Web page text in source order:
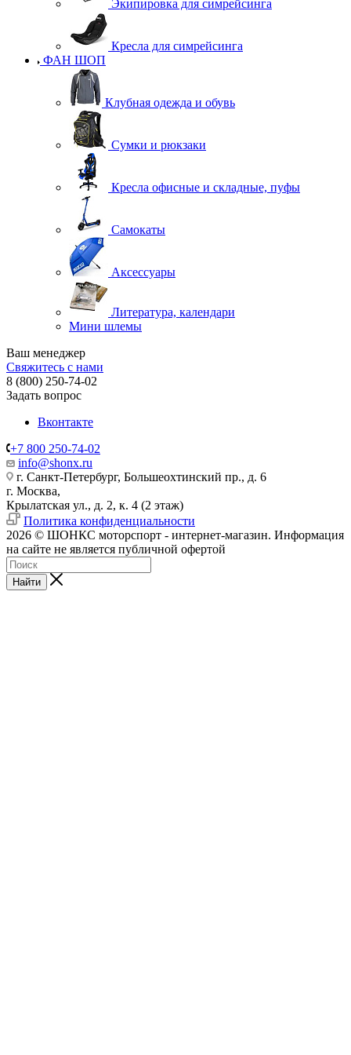
Экипировка для симрейсинга
Кресла для симрейсинга
ФАН ШОП
Клубная одежда и обувь
Сумки и рюкзаки
Кресла офисные и складные, пуфы
Самокаты
Аксессуары
Литература, календари
Мини шлемы
Ваш менеджер
Свяжитесь с нами
8 (800) 250-74-02
Задать вопрос
Вконтакте
+7 800 250-74-02
info@shonx.ru
г. Санкт-Петербург, Большеохтинский пр., д. 6
г. Москва,
Крылатская ул., д. 2, к. 4 (2 этаж)
Политика конфиденциальности
2026 © ШОНКС моторспорт - интернет-магазин. Информация
на сайте не является публичной офертой
Найти